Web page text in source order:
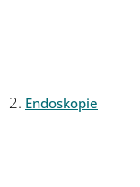
Endoskopie